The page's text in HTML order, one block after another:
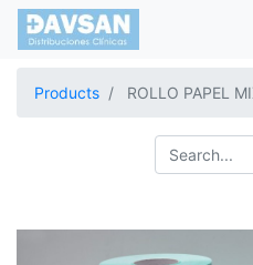
Products ROLLO PAPEL